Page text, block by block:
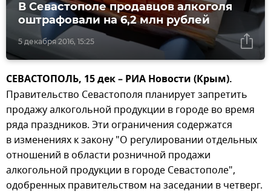
5 декабря 2016, 15:25
В Севастополе продавцов алкоголя
оштрафовали на 6,2 млн рублей
СЕВАСТОПОЛЬ, 15 дек – РИА Новости (Крым).
Правительство Севастополя планирует запретить
продажу алкогольной продукции в городе во время
ряда праздников. Эти ограничения содержатся
в изменениях к закону "О регулировании отдельных
отношений в области розничной продажи
алкогольной продукции в городе Севастополе",
одобренных правительством на заседании в четверг.